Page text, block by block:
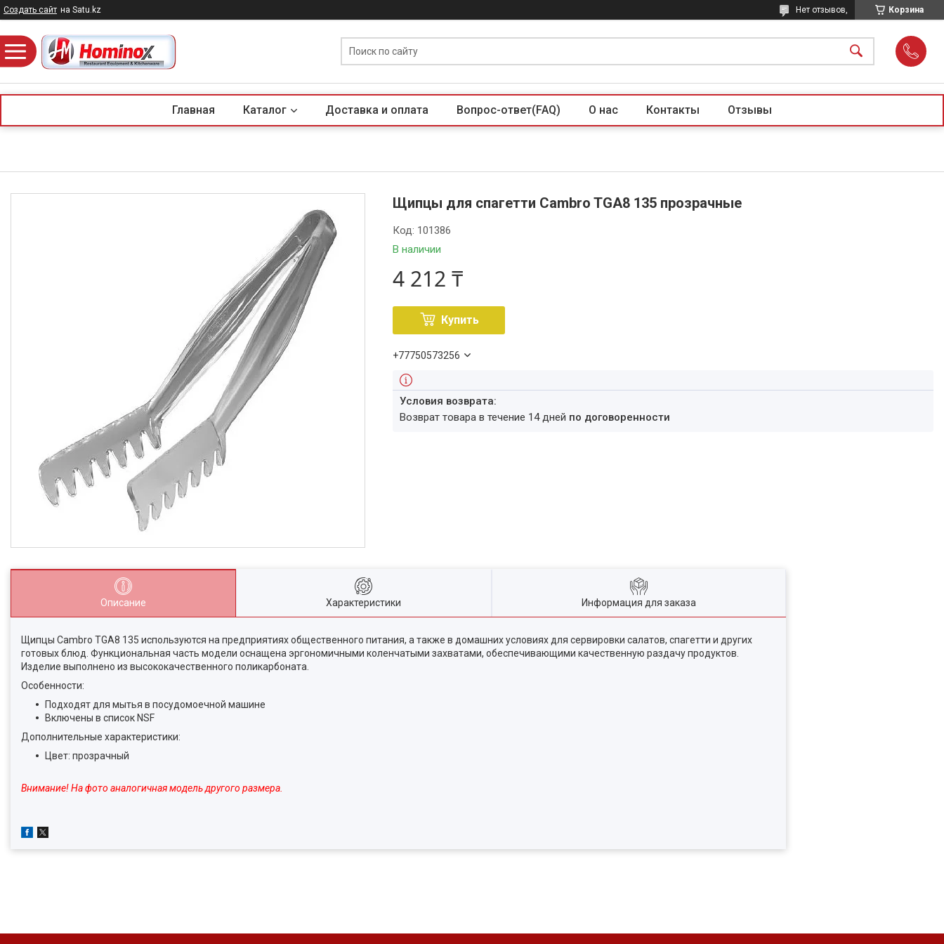
Создать сайт на Satu.kz Корзина
Нет отзывов,
Главная Каталог Доставка и оплата Вопрос-ответ(FAQ) О нас Контакты Отзывы
Щипцы для спагетти Cambro TGA8 135 прозрачные
В наличии
Код: 101386
4 212 ₸
Купить
+77750573256
возврат товара в течение 14 дней по договоренности
Описание Характеристики Информация для заказа
Щипцы Cambro TGA8 135 используются на предприятиях общественного питания, а также в домашних условиях для сервировки салатов, спагетти и других
готовых блюд. Функциональная часть модели оснащена эргономичными коленчатыми захватами, обеспечивающими качественную раздачу продуктов.
Изделие выполнено из высококачественного поликарбоната.
Особенности:
Подходят для мытья в посудомоечной машине
Включены в список NSF
Дополнительные характеристики:
Цвет: прозрачный
Внимание! На фото аналогичная модель другого размера.